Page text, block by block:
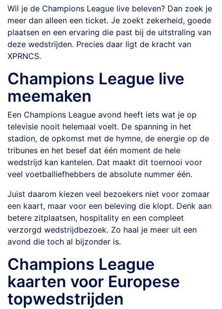
Wil je de Champions League live beleven? Dan zoek je
meer dan alleen een ticket. Je zoekt zekerheid, goede
plaatsen en een ervaring die past bij de uitstraling van
deze wedstrijden. Precies daar ligt de kracht van
XPRNCS.
Champions League live
meemaken
Een Champions League avond heeft iets wat je op
televisie nooit helemaal voelt. De spanning in het
stadion, de opkomst met de hymne, de energie op de
tribunes en het besef dat één moment de hele
wedstrijd kan kantelen. Dat maakt dit toernooi voor
veel voetballiefhebbers de absolute nummer één.
Juist daarom kiezen veel bezoekers niet voor zomaar
een kaart, maar voor een beleving die klopt. Denk aan
betere zitplaatsen, hospitality en een compleet
verzorgd wedstrijdbezoek. Zo haal je meer uit een
avond die toch al bijzonder is.
Champions League
kaarten voor Europese
topwedstrijden